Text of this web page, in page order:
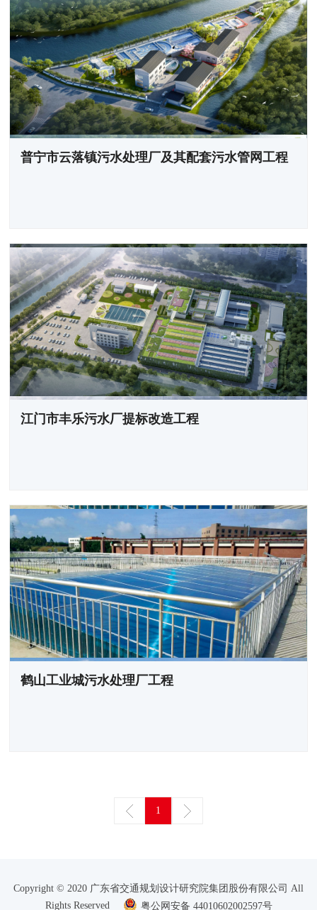
普宁市云落镇污水处理厂及其配套污水管网工程
江门市丰乐污水厂提标改造工程
鹤山工业城污水处理厂工程
1
Copyright © 2020 广东省交通规划设计研究院集团股份有限公司 All
Rights Reserved
粤公网安备 44010602002597号